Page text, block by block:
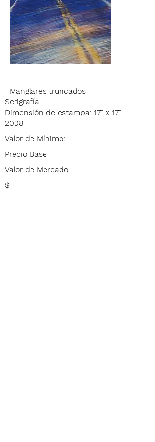
Manglares truncados
Serigrafía
Dimensión de estampa: 17" x 17"
2008
Valor de Mínimo:
Precio Base
Valor de Mercado
$